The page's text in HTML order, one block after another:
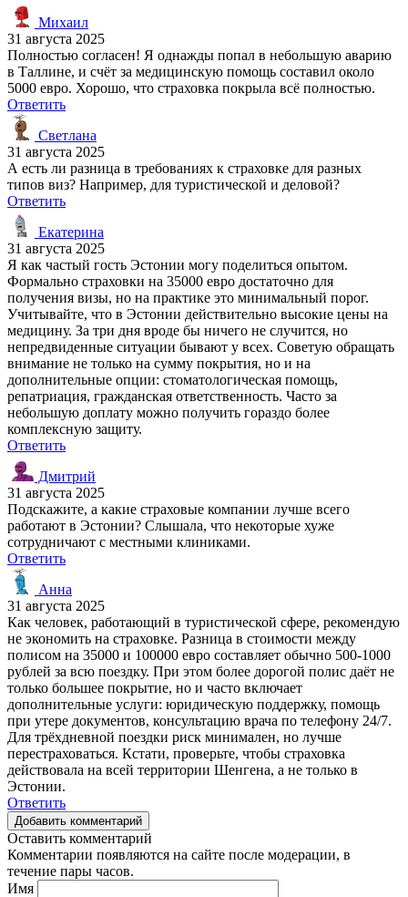
Михаил
31 августа 2025
Полностью согласен! Я однажды попал в небольшую аварию
в Таллине, и счёт за медицинскую помощь составил около
5000 евро. Хорошо, что страховка покрыла всё полностью.
Ответить
Светлана
31 августа 2025
А есть ли разница в требованиях к страховке для разных
типов виз? Например, для туристической и деловой?
Ответить
Екатерина
31 августа 2025
Я как частый гость Эстонии могу поделиться опытом.
Формально страховки на 35000 евро достаточно для
получения визы, но на практике это минимальный порог.
Учитывайте, что в Эстонии действительно высокие цены на
медицину. За три дня вроде бы ничего не случится, но
непредвиденные ситуации бывают у всех. Советую обращать
внимание не только на сумму покрытия, но и на
дополнительные опции: стоматологическая помощь,
репатриация, гражданская ответственность. Часто за
небольшую доплату можно получить гораздо более
комплексную защиту.
Ответить
Дмитрий
31 августа 2025
Подскажите, а какие страховые компании лучше всего
работают в Эстонии? Слышала, что некоторые хуже
сотрудничают с местными клиниками.
Ответить
Анна
31 августа 2025
Как человек, работающий в туристической сфере, рекомендую
не экономить на страховке. Разница в стоимости между
полисом на 35000 и 100000 евро составляет обычно 500-1000
рублей за всю поездку. При этом более дорогой полис даёт не
только большее покрытие, но и часто включает
дополнительные услуги: юридическую поддержку, помощь
при утере документов, консультацию врача по телефону 24/7.
Для трёхдневной поездки риск минимален, но лучше
перестраховаться. Кстати, проверьте, чтобы страховка
действовала на всей территории Шенгена, а не только в
Эстонии.
Ответить
Добавить комментарий
Оставить комментарий
Комментарии появляются на сайте после модерации, в
течение пары часов.
Имя